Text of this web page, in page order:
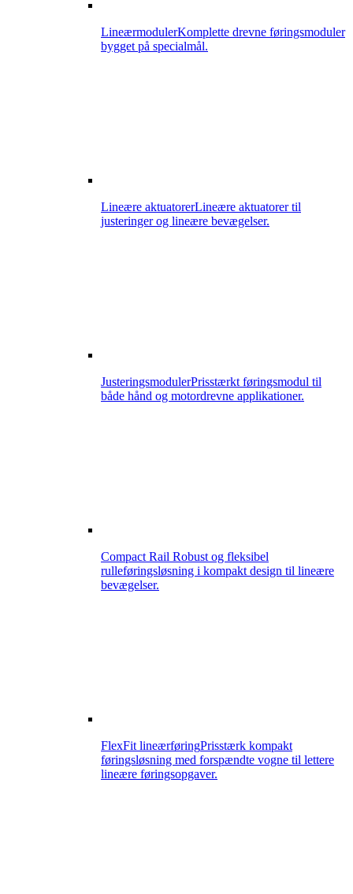
LineærmodulerKomplette drevne føringsmoduler
bygget på specialmål.
Lineære aktuatorerLineære aktuatorer til
justeringer og lineære bevægelser.
JusteringsmodulerPrisstærkt føringsmodul til
både hånd og motordrevne applikationer.
Compact Rail Robust og fleksibel
rulleføringsløsning i kompakt design til lineære
bevægelser.
FlexFit lineærføringPrisstærk kompakt
føringsløsning med forspændte vogne til lettere
lineære føringsopgaver.